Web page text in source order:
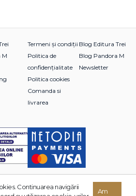
M
Termeni și condiții
Politica de
confidențialitate
Politica cookies
Comanda si
livrarea
Blog Editura Trei
Blog Pandora M
Newsletter
TREI. Toate drepturile rezervate.
Continuarea navigării
Am